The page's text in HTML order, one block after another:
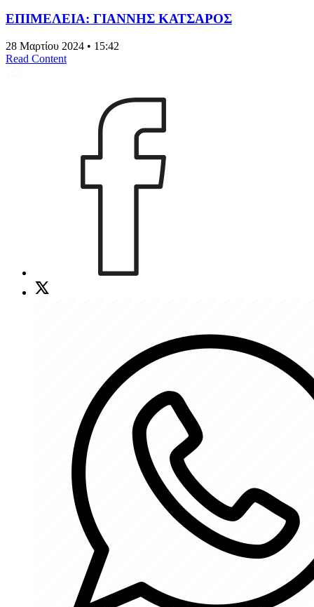
ΕΠΙΜΕΛΕΙΑ: ΓΙΑΝΝΗΣ ΚΑΤΣΑΡΟΣ
28 Μαρτίου 2024 • 15:42
Read Content